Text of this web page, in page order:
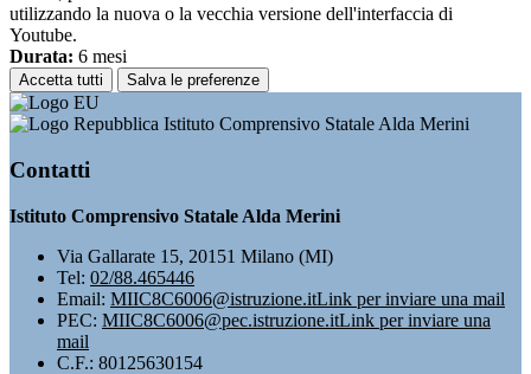
utilizzando la nuova o la vecchia versione dell'interfaccia di
Youtube.
Durata: 6 mesi
Accetta tutti Salva le preferenze
Istituto Comprensivo Statale Alda Merini
Contatti
Istituto Comprensivo Statale Alda Merini
Via Gallarate 15, 20151 Milano (MI)
Tel: 02/88.465446
Email: MIIC8C6006@istruzione.itLink per inviare una mail
PEC: MIIC8C6006@pec.istruzione.itLink per inviare una
mail
C.F.: 80125630154